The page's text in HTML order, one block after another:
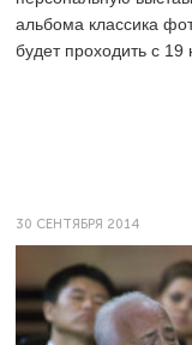
альбома классика
будет проходить с 19
30 СЕНТЯБРЯ 2014